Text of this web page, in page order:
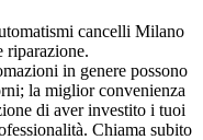
cancelli Milano
riparazione.
in genere possono
la miglior convenienza
di aver investito i tuoi
Chiama subito